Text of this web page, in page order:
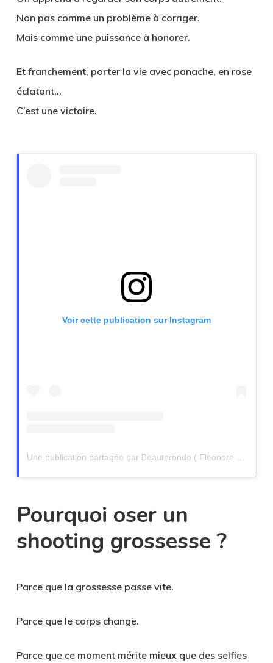
Non pas comme un problème à corriger.
Mais comme une puissance à honorer.
Et franchement, porter la vie avec panache, en rose
éclatant…
C’est une victoire.
Voir cette publication sur Instagram
Pourquoi oser un
shooting grossesse ?
Parce que la grossesse passe vite.
Parce que le corps change.
Parce que ce moment mérite mieux que des selfies